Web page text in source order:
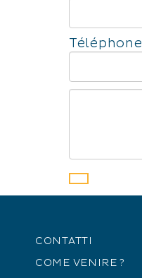
Téléphone
CONTATTI
COME VENIRE ?